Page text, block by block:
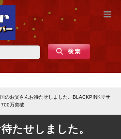
のお父さんお待たせしました。BLACKPINKリサ
700万突破
たせしました。